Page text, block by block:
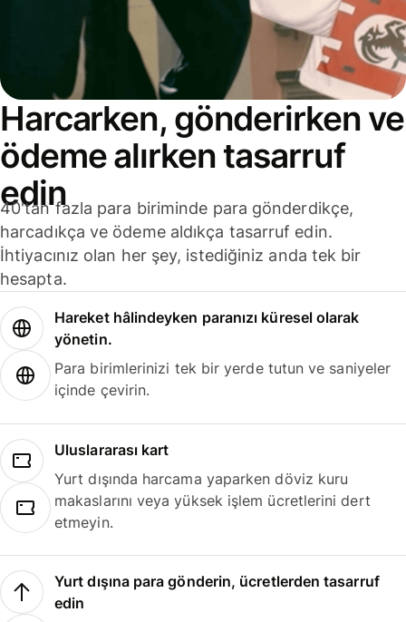
Harcarken, gönderirken ve
ödeme alırken tasarruf
edin
40'tan fazla para biriminde para gönderdikçe,
harcadıkça ve ödeme aldıkça tasarruf edin.
İhtiyacınız olan her şey, istediğiniz anda tek bir
hesapta.
Hareket hâlindeyken paranızı küresel olarak
yönetin.
Para birimlerinizi tek bir yerde tutun ve saniyeler
içinde çevirin.
Uluslararası kart
Yurt dışında harcama yaparken döviz kuru
makaslarını veya yüksek işlem ücretlerini dert
etmeyin.
Yurt dışına para gönderin, ücretlerden tasarruf
edin